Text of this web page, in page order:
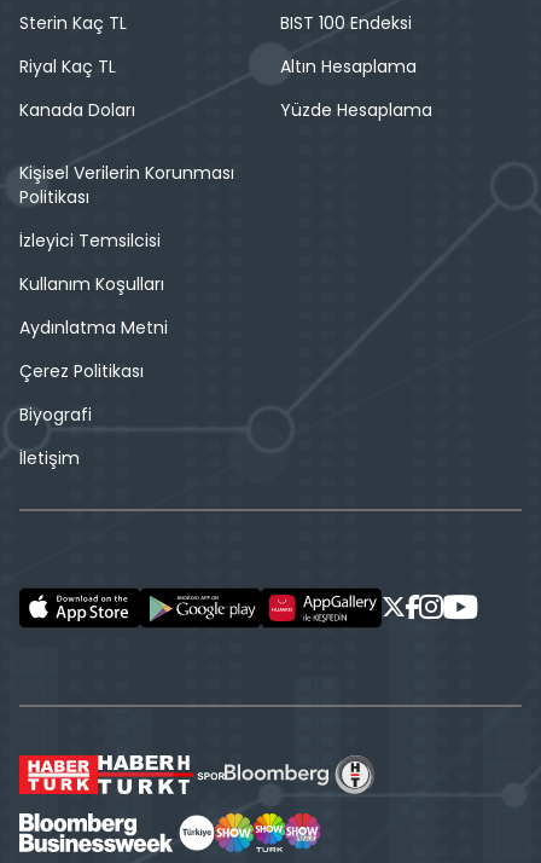
Sterin Kaç TL
Riyal Kaç TL
Kanada Doları
BIST 100 Endeksi
Altın Hesaplama
Yüzde Hesaplama
Kişisel Verilerin Korunması
Politikası
İzleyici Temsilcisi
Kullanım Koşulları
Aydınlatma Metni
Çerez Politikası
Biyografi
İletişim